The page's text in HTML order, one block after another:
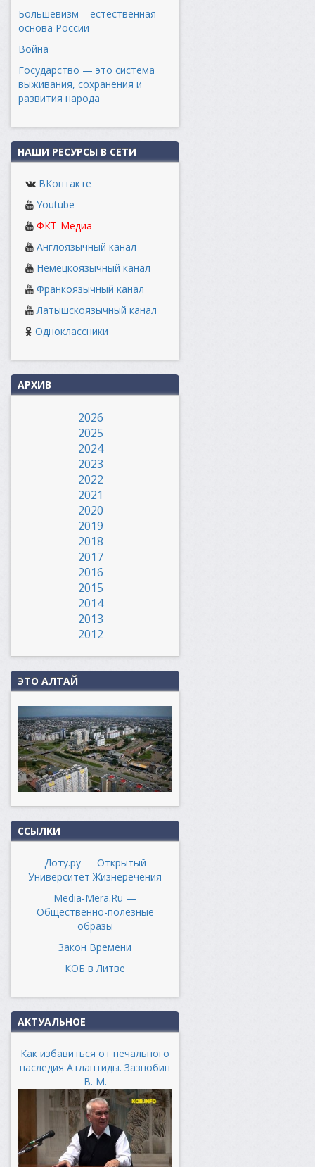
Большевизм – естественная
основа России
Война
Государство — это система
выживания, сохранения и
развития народа
НАШИ РЕСУРСЫ В СЕТИ
ВКонтакте
Youtube
ФКТ-Медиа
Англоязычный канал
Немецкоязычный канал
Франкоязычный канал
Латышскоязычный канал
Одноклассники
АРХИВ
2026
2025
2024
2023
2022
2021
2020
2019
2018
2017
2016
2015
2014
2013
2012
ЭТО АЛТАЙ
ССЫЛКИ
Доту.ру — Открытый
Университет Жизнеречения
Media-Mera.Ru —
Общественно-полезные
образы
Закон Времени
КОБ в Литве
АКТУАЛЬНОЕ
Как избавиться от печального
наследия Атлантиды. Зазнобин
В. М.